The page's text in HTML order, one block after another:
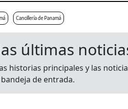
Cancillería de Panamá